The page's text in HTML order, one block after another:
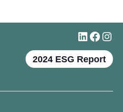
#
2024 ESG Report